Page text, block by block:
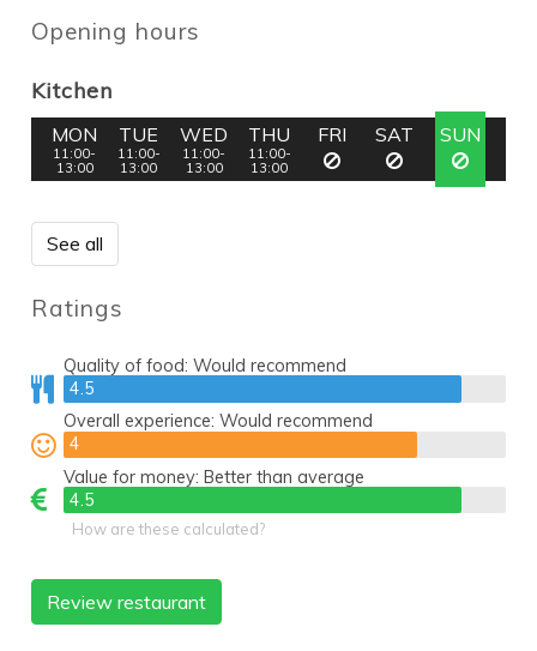
Opening hours
Kitchen
MON
11:00-
13:00
TUE
11:00-
13:00
WED
11:00-
13:00
THU
11:00-
13:00
FRI SAT SUN
See all
Ratings
Quality of food:Would recommend
4.5
4.5
Overall experience:Would recommend
4
4
Value for money:Better than average
4.5
4.5
How are these calculated?
Review restaurant